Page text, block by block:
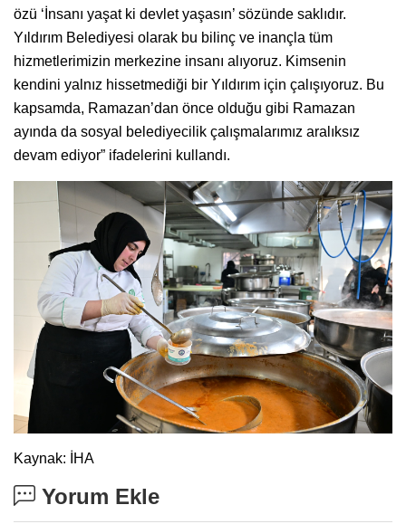
özü ‘İnsanı yaşat ki devlet yaşasın’ sözünde saklıdır.
Yıldırım Belediyesi olarak bu bilinç ve inançla tüm
hizmetlerimizin merkezine insanı alıyoruz. Kimsenin
kendini yalnız hissetmediği bir Yıldırım için çalışıyoruz. Bu
kapsamda, Ramazan’dan önce olduğu gibi Ramazan
ayında da sosyal belediyecilik çalışmalarımız aralıksız
devam ediyor” ifadelerini kullandı.
Kaynak: İHA
Yorum Ekle